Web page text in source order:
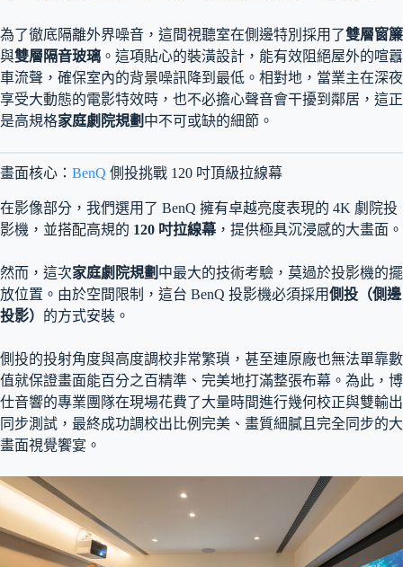
為了徹底隔離外界噪音，這間視聽室在側邊特別採用了雙層窗簾
與雙層隔音玻璃 。這項貼心的裝潢設計，能有效阻絕屋外的喧囂
車流聲，確保室內的背景噪訊降到最低。相對地，當業主在深夜
享受大動態的電影特效時，也不必擔心聲音會干擾到鄰居，這正
是高規格家庭劇院規劃 中不可或缺的細節。
畫面核心： BenQ 側投挑戰 120 吋頂級拉線幕
在影像部分，我們選用了 BenQ 擁有卓越亮度表現的 4K 劇院投
影機，並搭配高規的 120 吋拉線幕，提供極具沉浸感的大畫面。
然而，這次家庭劇院規劃 中最大的技術考驗，莫過於投影機的擺
放位置。由於空間限制，這台 BenQ 投影機必須採用側投（側邊
投影） 的方式安裝。
側投的投射角度與高度調校非常繁瑣，甚至連原廠也無法單靠數
值就保證畫面能百分之百精準、完美地打滿整張布幕。為此，博
仕音響的專業團隊在現場花費了大量時間進行幾何校正與雙輸出
同步測試，最終成功調校出比例完美、畫質細膩且完全同步的大
畫面視覺饗宴。